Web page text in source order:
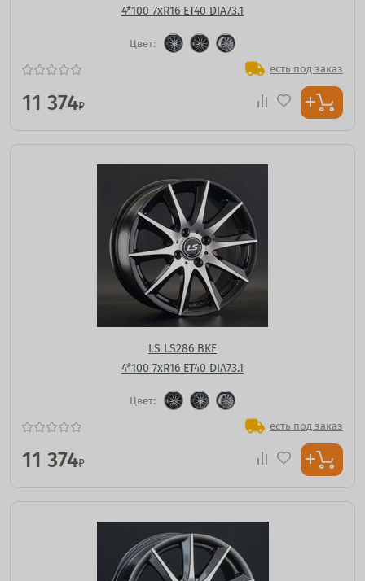
4*100 7xR16 ET40 DIA73.1
Цвет:
есть под заказ
11 374₽
LS LS286 BKF
4*100 7xR16 ET40 DIA73.1
Цвет:
есть под заказ
11 374₽